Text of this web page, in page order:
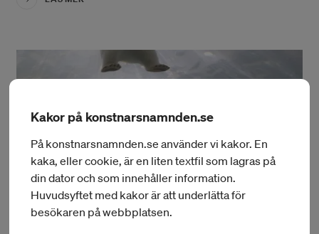
Kakor på konstnarsnamnden.se
På konstnarsnamnden.se använder vi kakor. En
kaka, eller cookie, är en liten textfil som lagras på
din dator och som innehåller information.
Huvudsyftet med kakor är att underlätta för
besökaren på webbplatsen.